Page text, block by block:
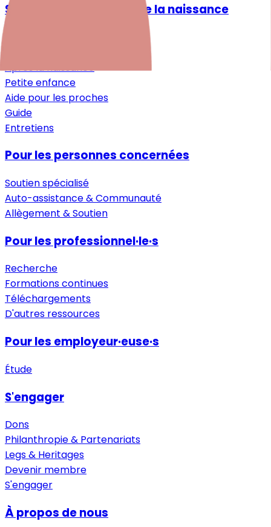
Santé mentale autour de la naissance
Après la naissance
Petite enfance
Aide pour les proches
Guide
Entretiens
Pour les personnes concernées
Soutien spécialisé
Auto-assistance & Communauté
Allègement & Soutien
Pour les professionnel·le·s
Recherche
Formations continues
Téléchargements
D'autres ressources
Pour les employeur·euse·s
Étude
S'engager
Dons
Philanthropie & Partenariats
Legs & Heritages
Devenir membre
S'engager
À propos de nous